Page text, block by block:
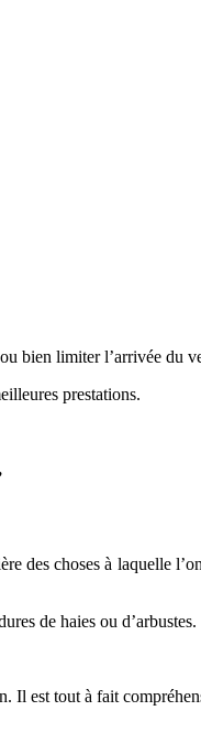
bien limiter l’arrivée du
prestations.
choses à laquelle
de haies ou d’arbustes.
Il est tout à fait